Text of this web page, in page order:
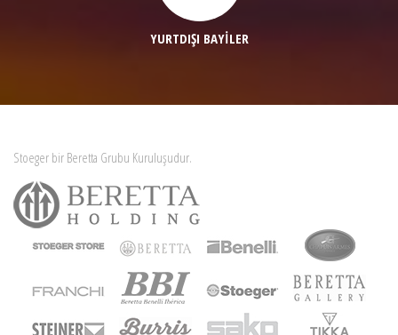
YURTDIŞI BAYİLER
Stoeger bir Beretta Grubu Kuruluşudur.